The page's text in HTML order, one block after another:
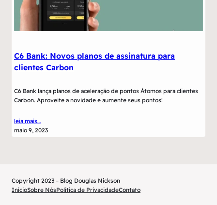
C6 Bank: Novos planos de assinatura para
clientes Carbon
C6 Bank lança planos de aceleração de pontos Átomos para clientes
Carbon. Aproveite a novidade e aumente seus pontos!
leia mais…
maio 9, 2023
Copyright 2023 – Blog Douglas Nickson
InícioSobre NósPolítica de PrivacidadeContato